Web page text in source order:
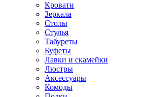
Кровати
Зеркала
Столы
Стулья
Табуреты
Буфеты
Лавки и скамейки
Люстры
Аксессуары
Комоды